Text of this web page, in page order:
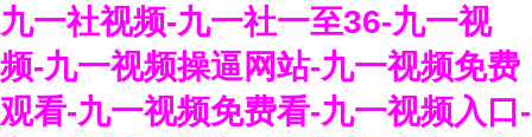
九一社视频-九一社一至36-九一视
频-九一视频操逼网站-九一视频免费
观看-九一视频免费看-九一视频入口-